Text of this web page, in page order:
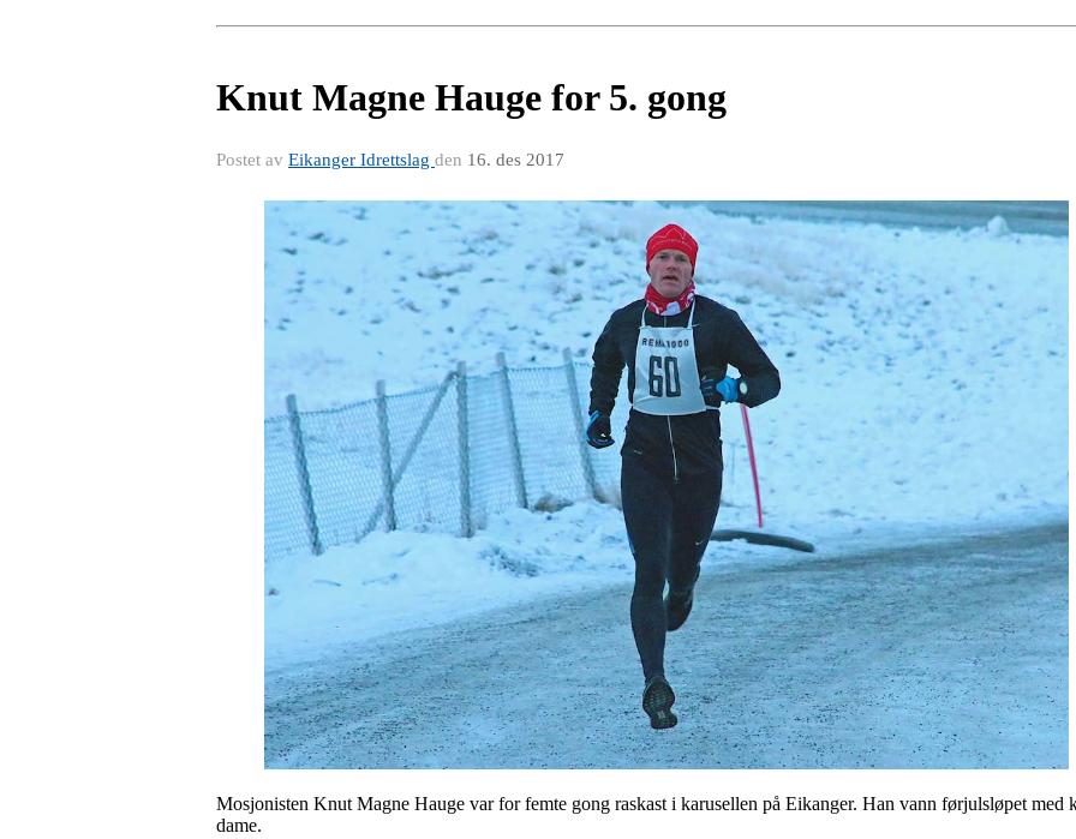
Knut Magne Hauge for 5. gong
Postet av Eikanger Idrettslag den 16. des 2017
Mosjonisten Knut Magne Hauge var for femte gong raskast i karusellen på Eikanger. Han vann førjulsløpet med
dame.